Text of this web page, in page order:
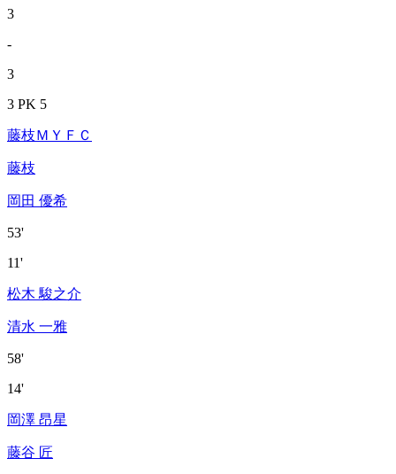
3
-
3
3 PK 5
藤枝ＭＹＦＣ
藤枝
岡田 優希
53'
11'
松木 駿之介
清水 一雅
58'
14'
岡澤 昂星
藤谷 匠